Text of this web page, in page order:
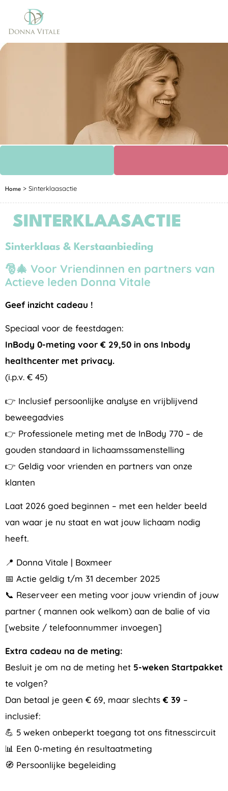
Home > Sinterklaasactie
SINTERKLAASACTIE
Sinterklaas & Kerstaanbieding
🎅🎄 Voor Vriendinnen en partners van
Actieve leden Donna Vitale
Geef inzicht cadeau !
Speciaal voor de feestdagen:
InBody 0-meting voor € 29,50 in ons Inbody
healthcenter met privacy.
(i.p.v. € 45)
👉 Inclusief persoonlijke analyse en vrijblijvend
beweegadvies
👉 Professionele meting met de InBody 770 – de
gouden standaard in lichaamssamenstelling
👉 Geldig voor vrienden en partners van onze
klanten
Laat 2026 goed beginnen – met een helder beeld
van waar je nu staat en wat jouw lichaam nodig
heeft.
📍 Donna Vitale | Boxmeer
📅 Actie geldig t/m 31 december 2025
📞 Reserveer een meting voor jouw vriendin of jouw
partner ( mannen ook welkom) aan de balie of via
[website / telefoonnummer invoegen]
Extra cadeau na de meting:
Besluit je om na de meting het 5-weken Startpakket
te volgen?
Dan betaal je geen € 69, maar slechts € 39 –
inclusief:
💪 5 weken onbeperkt toegang tot ons fitnesscircuit
📊 Een 0-meting én resultaatmeting
🧭 Persoonlijke begeleiding